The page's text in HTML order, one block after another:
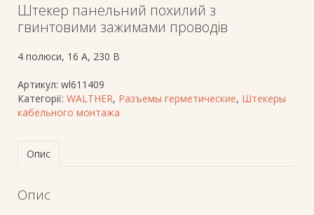
Штекер панельний похилий з
гвинтовими зажимами проводів
4 полюси, 16 A, 230 В
Артикул: wl611409
Категорії: WALTHER, Разъемы герметические, Штекеры
кабельного монтажа
Опис
Опис